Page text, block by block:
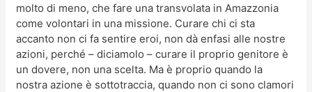
molto di meno, che fare una transvolata in Amazzonia
come volontari in una missione. Curare chi ci sta
accanto non ci fa sentire eroi, non dà enfasi alle nostre
azioni, perché – diciamolo – curare il proprio genitore è
un dovere, non una scelta. Ma è proprio quando la
nostra azione è sottotraccia, quando non ci sono clamori